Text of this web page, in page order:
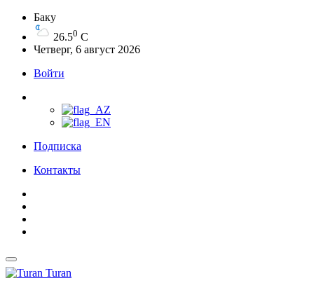
Баку
26.50 C
Четверг, 6 август 2026
Войти
Подписка
Контакты
Turan